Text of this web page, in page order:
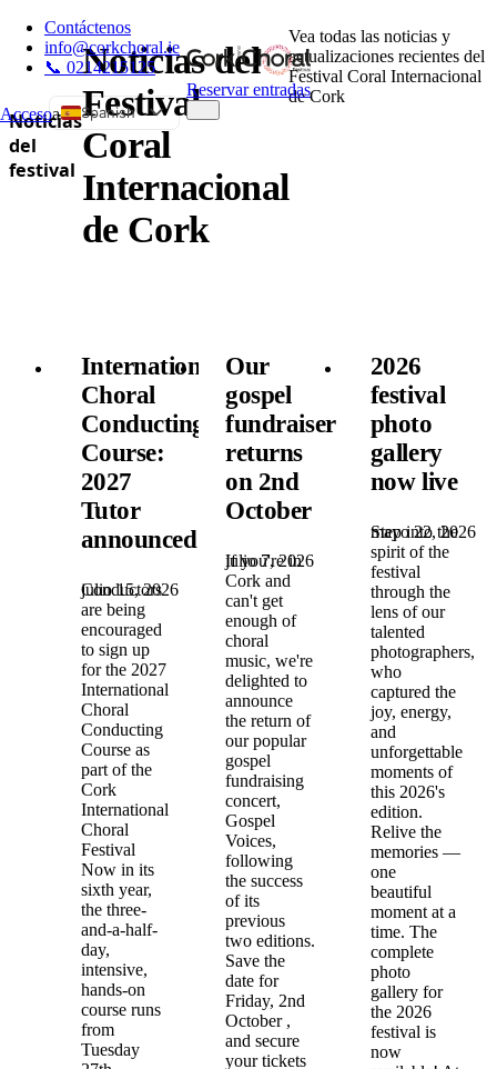
Contáctenos
info@corkchoral.ie
📞 0214215125
Accesoa
Spanish
English
Bulgarian
Danish
French
Hungarian
Italian
Polish
Portuguese
Reservar entradas
Noticias
del
festival
Noticias del
Festival
Coral
Internacional
de Cork
Vea todas las noticias y
actualizaciones recientes del
Festival Coral Internacional
de Cork
International
Choral
Conducting
Course:
2027
Tutor
announced!
julio 15, 2026
Conductors
are being
encouraged
to sign up
for the 2027
International
Choral
Conducting
Course as
part of the
Cork
International
Choral
Festival
Now in its
sixth year,
the three-
and-a-half-
day,
intensive,
hands-on
course runs
from
Tuesday
Our
gospel
fundraiser
returns
on 2nd
October
julio 7, 2026
If you're in
Cork and
can't get
enough of
choral
music, we're
delighted to
announce
the return of
our popular
gospel
fundraising
concert,
Gospel
Voices,
following
the success
of its
previous
two editions.
Save the
date for
Friday, 2nd
October ,
and secure
your tickets
2026
festival
photo
gallery
now live
mayo 22, 2026
Step into the
spirit of the
festival
through the
lens of our
talented
photographers,
who
captured the
joy, energy,
and
unforgettable
moments of
this 2026's
edition.
Relive the
memories —
one
beautiful
moment at a
time. The
complete
photo
gallery for
the 2026
festival is
now